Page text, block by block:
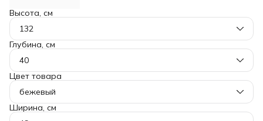
Высота, см
132
Глубина, см
40
Цвет товара
бежевый
Ширина, см